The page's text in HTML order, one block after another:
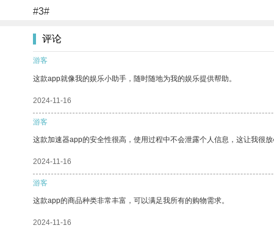
#3#
评论
游客
这款app就像我的娱乐小助手，随时随地为我的娱乐提供帮助。
2024-11-16
游客
这款加速器app的安全性很高，使用过程中不会泄露个人信息，这让我很
2024-11-16
游客
这款app的商品种类非常丰富，可以满足我所有的购物需求。
2024-11-16